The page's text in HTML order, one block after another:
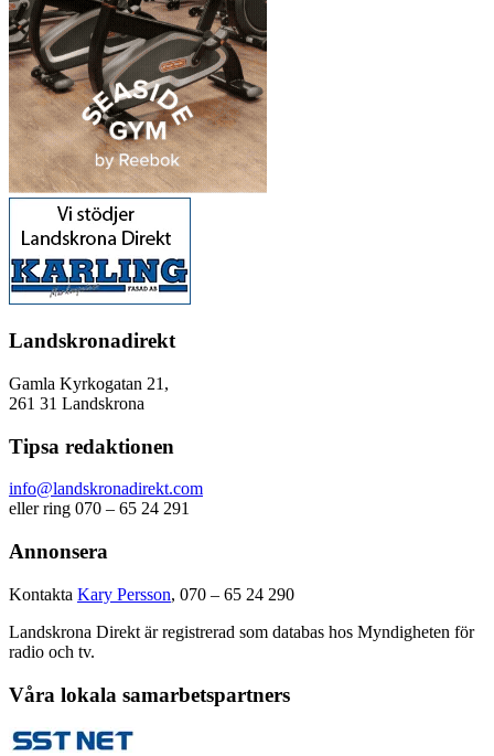
Landskronadirekt
Gamla Kyrkogatan 21,
261 31 Landskrona
Tipsa redaktionen
info@landskronadirekt.com
eller ring 070 – 65 24 291
Annonsera
Kontakta Kary Persson, 070 – 65 24 290
Landskrona Direkt är registrerad som databas hos Myndigheten för
radio och tv.
Våra lokala samarbetspartners